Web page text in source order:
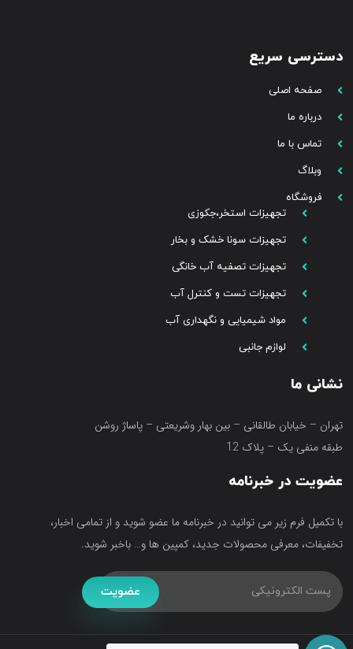
دسترسی سریع
صفحه اصلی
درباره ما
تماس با ما
وبلاگ
فروشگاه
تجهیزات استخر،جکوزی
تجهیزات سونا خشک و بخار
تجهیزات تصفیه آب خانگی
تجهیزات تست و کنترل آب
مواد شیمیایی و نگهداری آب
لوازم جانبی
نشانی ما
تهران – خیابان طالقانی – بین بهار وشریعتی – پاساژ روشن
طبقه منفی یک – پلاک 12
عضویت در خبرنامه
با تکمیل فرم زیر می توانید در خبرنامه ما عضو شوید و از تمامی اخبار،
تخفیفات، معرفی محصولات جدید، کمپین ها و… باخبر شوید.
عضویت